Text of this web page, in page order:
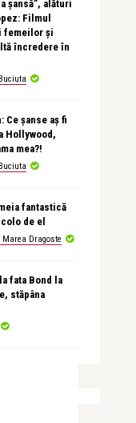
șansă”, alături
Filmul
femeilor și
încredere în
Ce șanse aș fi
Hollywood,
mea?!
fantastică
de el
Dragoste
fata Bond la
stăpâna